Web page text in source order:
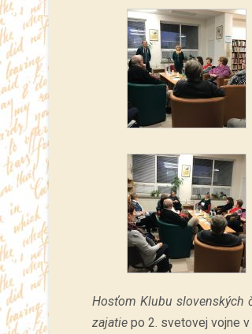
Hosťom Klubu slovenských
zajatie po 2. svetovej vojne